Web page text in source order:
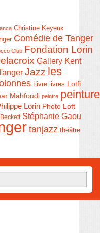
Christine Keyeux
Comédie de Tanger
Club Fondation Lorin
Gallery Kent
Jazz les
Livre livres Lotfi
Mahfoudi peintre peinture
Lorin Photo Loft
Stéphanie Gaou
tanjazz théâtre